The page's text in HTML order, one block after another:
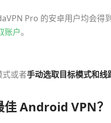
Pro 的安卓用户均会
账户。
式或者手动选取目标模式和线
Android VPN？